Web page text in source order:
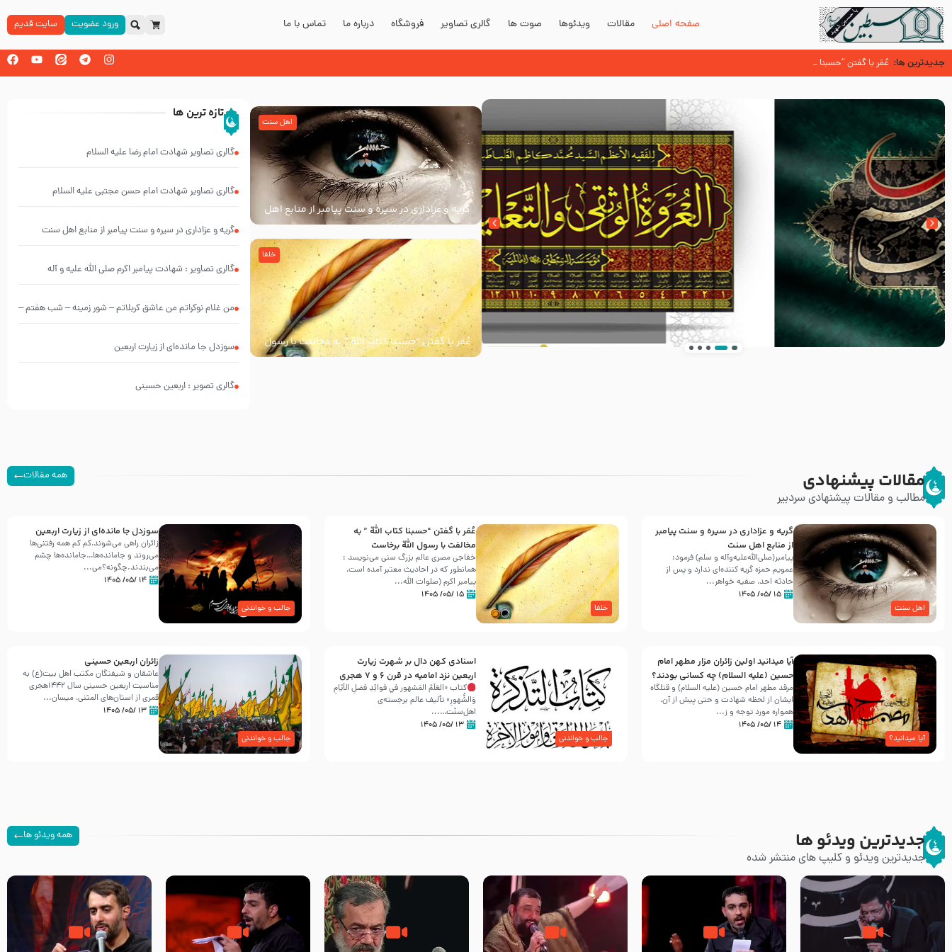
صفحه اصلی مقالات ویدئوها صوت ها گالری تصاویر فروشگاه درباره ما تماس با ما ورود عضویت سایت قدیم
جدیدترین ها: عُمَر با گفتن “حسبنا كتاب اللّه ” به مخالفت با رسول اللّه برخاست
سوزدل جا مانده‌ای از زیارت اربعین
آیا میدانید اولین زائران مزار مطهر امام حسین (علیه السلام) چه کسانی بودند؟
گریه و عزاداری در سیره و سنت پیامبر از منابع اهل
سنت
اهل سنت
عُمَر با گفتن “حسبنا كتاب اللّه ” به مخالفت با رسول
اللّه برخاست
خلفا
تازه ترین ها
گالری تصاویر شهادت امام رضا علیه السلام
گالری تصاویر شهادت امام حسن مجتبی علیه السلام
گریه و عزاداری در سیره و سنت پیامبر از منابع اهل سنت
گالری تصاویر : شهادت پیامبر اکرم صلی الله علیه و آله
من غلام نوکراتم من عاشق کربلاتم – شور زمینه – شب هفتم –
سوزدل جا مانده‌ای از زیارت اربعین
گالری تصویر : اربعین حسینی
مقالات پیشنهادی
مطالب و مقالات پیشنهادی سردبیر
همه مقالات
اهل سنت
گریه و عزاداری در سیره و سنت پیامبر
از منابع اهل سنت
پیامبر(صلی‌الله‌علیه‌وآله و سلم) فرمود:
عمویم حمزه گریه کننده‌ای ندارد و پس از
حادثه احد، صفیه خواهر...
۱۵ /۰۵/ ۱۴۰۵
خلفا
عُمَر با گفتن “حسبنا كتاب اللّه ” به
مخالفت با رسول اللّه برخاست
خفاجی مصری عالم بزرگ سنی می‌نویسد :
همانطور که در احادیث معتبر آمده است،
پیامبر اکرم (صلوات اللّه...
۱۵ /۰۵/ ۱۴۰۵
جالب و خواندنی
سوزدل جا مانده‌ای از زیارت اربعین
زائران راهی می‌شوند،کم‌ کم همه رفتنی‌ها
می‌روند و جامانده‌ها…جامانده‌ها چشم
می‌بندند.چگونه؟می‌...
۱۴ /۰۵/ ۱۴۰۵
آیا میدانید؟
آیا میدانید اولین زائران مزار مطهر امام
حسین (علیه السلام) چه کسانی بودند؟
مرقد مطهر امام حسین (علیه السلام) و قتلگاه
ایشان از لحظه شهادت و حتی پیش از آن،
همواره مورد توجه و ز...
۱۴ /۰۵/ ۱۴۰۵
جالب و خواندنی
اسنادی کهن دال بر شهرت زیارت
اربعین نزد امامیه در قرن ۶ و ۷ هجری
کتاب «العَلَمُ المَشهور في فَوائِدِ فَضلِ الأيّامِ
وَالشُّهورِ» تألیف عالم برجسته‌ی
اهل‌سنّت…...
۱۳ /۰۵/ ۱۴۰۵
جالب و خواندنی
زائران اربعین حسینی
عاشقان و شیفتگان مکتب اهل بیت(ع) به
مناسبت اربعین حسینی سال ۱۴۴۲هجری
قمری از استان‌های المثنی، میسان...
۱۳ /۰۵/ ۱۴۰۵
جدیدترین ویدئو ها
جدیدترین ویدئو و کلیپ های منتشر شده
همه ویدئو ها